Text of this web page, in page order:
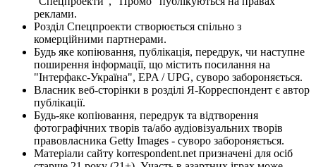
реклами.
Розділ Спецпроекти створюється спільно з
комерційними партнерами.
Будь яке копіювання, публікація, передрук, чи наступне
поширення інформації, що містить посилання на
"Інтерфакс-Україна", EPA / UPG, суворо забороняється.
Власник веб-сторінки в розділі Я-Корреспондент є автор
публікації.
Будь-яке копіювання, передрук та відтворення
фотографічних творів та/або аудіовізуальних творів
правовласника Getty Images - суворо забороняється.
Матеріали сайту korrespondent.net призначені для осіб